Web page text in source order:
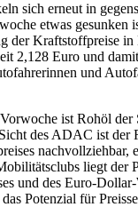
sich erneut in
etwas gesunken
Kraftstoffpreise in
2,128 Euro und
und
ist Rohöl
des ADAC ist der
nachvollziehbar,
liegt der
und des Euro-
Potenzial für